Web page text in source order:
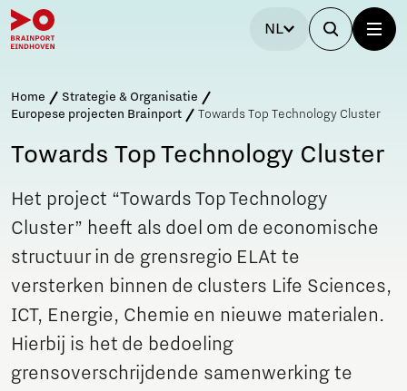
NL
Home
Strategie & Organisatie
Europese projecten Brainport
Towards Top Techno­logy Cluster
Towards Top Techno­logy Cluster
​Het project “Towards Top Techno­logy
Cluster” heeft als doel om de economische
structuur in de grensregio ELAt te
versterken binnen de clusters Life Sciences,
ICT, Energie, Chemie en nieuwe materialen.
Hierbij is het de bedoeling
grensoverschrijdende samenwerking te